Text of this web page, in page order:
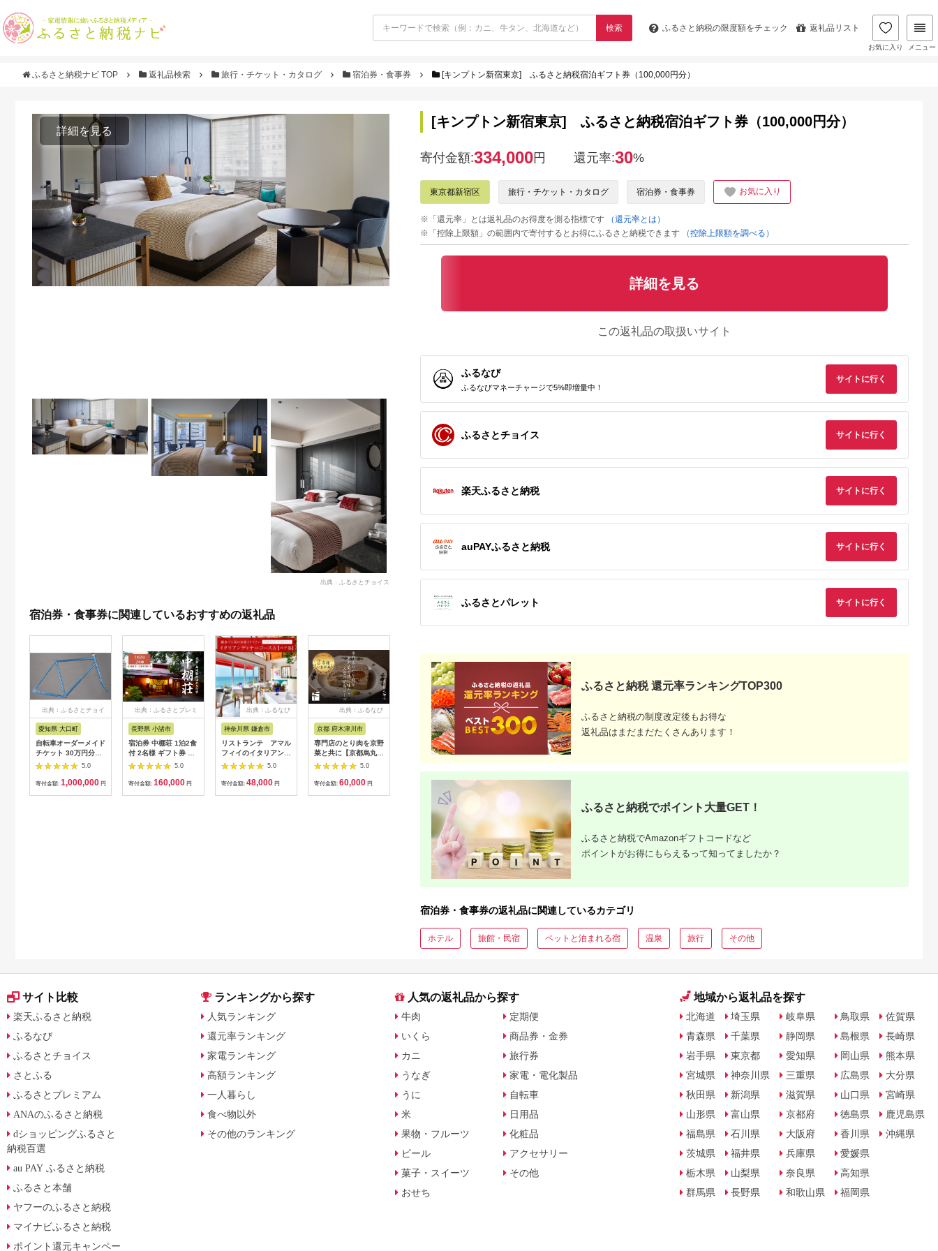
検索 ふるさと納税の限度額をチェック 返礼品リスト
お気に入り メニュー
ふるさと納税ナビ TOP 返礼品検索 旅行・チケット・カタログ 宿泊券・食事券 [キンプトン新宿東京] ふるさと納税宿泊ギフト券（100,000円分）
詳細を見る
出典：ふるさとチョイス
宿泊券・食事券に関連しているおすすめの返礼品
出典：ふるさとチョイ
ス
愛知県 大口町
自転車オーダーメイド
チケット 30万円分
【1360365】
5.0
寄付金額: 1,000,000 円
出典：ふるさとプレミ
アム
長野県 小諸市
宿泊券 中棚荘 1泊2食
付 2名様 ギフト券 チ
ケット 券 宿泊 旅行
5.0
寄付金額: 160,000 円
出典：ふるなび
神奈川県 鎌倉市
リストランテ アマル
フィイのイタリアンデ
ィナーコースA ペア
5.0
寄付金額: 48,000 円
出典：ふるなび
京都 府木津川市
専門店のとり肉を京野
菜と共に【京都烏丸御
池】で味わう2名様焼
鳥コースお食事券
064-15
5.0
寄付金額: 60,000 円
出典：ふるなび
界 雲仙 ふるさと納
税宿泊ギフト券
（15,000円）【星野
リゾート】
50,000
出典：ふるなび
埼玉県 飯能市
【BlueTarp】ランチ
お食事券(ペア) チケッ
ト HNNC001
14,000
ス
宮崎県 都城市
300,000円_GI-
C701_(都城市) ゴルフ
ソン クリーブランド
チケット 購入補助券
ハイブリッド ウエッ
ジ 最新モデル
群馬県 長野原町
用可能な長野原町ふる
さと感謝券（3,000円
付・スタンダードツイ
ン] 旅行券 チケット
利用回数券12枚綴り
（プールorトレーニ
[キンプトン新宿東京] ふるさと納税宿泊ギフト券（100,000円分）
寄付金額:334,000円 還元率:30%
東京都新宿区 旅行・チケット・カタログ 宿泊券・食事券 お気に入り
※「還元率」とは返礼品のお得度を測る指標です
（還元率とは）
※「控除上限額」の範囲内で寄付するとお得にふるさと納税できます
（控除上限額を調べる）
詳細を見る
この返礼品の取扱いサイト
ふるなび
ふるなびマネーチャージで5%即増量中！
サイトに行く
ふるさとチョイス サイトに行く
楽天ふるさと納税 サイトに行く
auPAYふるさと納税 サイトに行く
ふるさとパレット サイトに行く
ふるさと納税 還元率ランキングTOP300
ふるさと納税の制度改定後もお得な
返礼品はまだまだたくさんあります！
ふるさと納税でポイント大量GET！
ふるさと納税でAmazonギフトコードなど
ポイントがお得にもらえるって知ってましたか？
宿泊券・食事券の返礼品に関連しているカテゴリ
ホテル 旅館・民宿 ペットと泊まれる宿 温泉 旅行 その他
サイト比較
楽天ふるさと納税
ふるなび
ふるさとチョイス
さとふる
ふるさとプレミアム
ANAのふるさと納税
dショッピングふるさと
納税百選
au PAY ふるさと納税
ふるさと本舗
ヤフーのふるさと納税
マイナビふるさと納税
ポイント還元キャンペー
ランキングから探す
人気ランキング
還元率ランキング
家電ランキング
高額ランキング
一人暮らし
食べ物以外
その他のランキング
人気の返礼品から探す
牛肉
いくら
カニ
うなぎ
うに
米
果物・フルーツ
ビール
菓子・スイーツ
おせち
定期便
商品券・金券
旅行券
家電・電化製品
自転車
日用品
化粧品
アクセサリー
その他
地域から返礼品を探す
北海道
青森県
岩手県
宮城県
秋田県
山形県
福島県
茨城県
栃木県
群馬県
埼玉県
千葉県
東京都
神奈川県
新潟県
富山県
石川県
福井県
山梨県
長野県
岐阜県
静岡県
愛知県
三重県
滋賀県
京都府
大阪府
兵庫県
奈良県
和歌山県
鳥取県
島根県
岡山県
広島県
山口県
徳島県
香川県
愛媛県
高知県
福岡県
佐賀県
長崎県
熊本県
大分県
宮崎県
鹿児島県
沖縄県